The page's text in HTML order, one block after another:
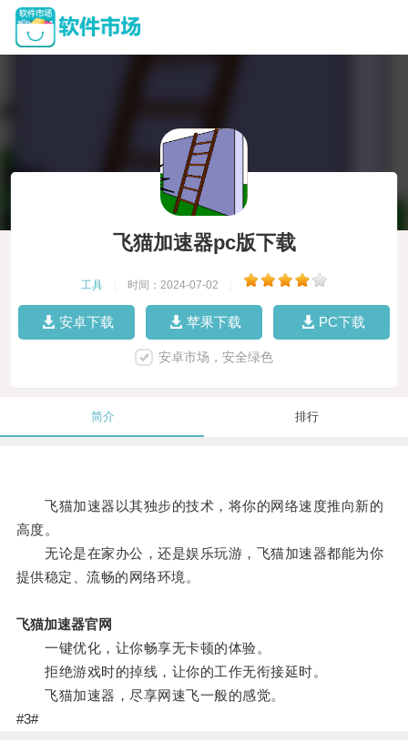
飞猫加速器pc版下载
工具 时间：2024-07-02
安卓下载 苹果下载 PC下载
安卓市场，安全绿色
简介 排行
飞猫加速器以其独步的技术，将你的网络速度推向新的
高度。
无论是在家办公，还是娱乐玩游，飞猫加速器都能为你
提供稳定、流畅的网络环境。
飞猫加速器官网
一键优化，让你畅享无卡顿的体验。
拒绝游戏时的掉线，让你的工作无衔接延时。
飞猫加速器，尽享网速飞一般的感觉。
#3#